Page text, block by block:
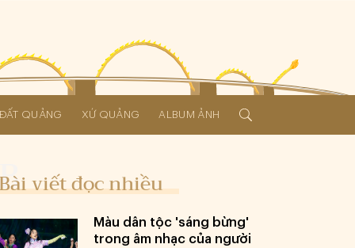
QUẢNG XỨ QUẢNG ALBUM ẢNH
viết đọc nhiều
Màu dân tộc 'sáng bừng'
trong âm nhạc của người